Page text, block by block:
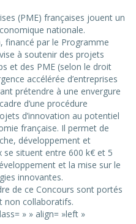
(PME) françaises jouent un
nationale.
financé par le Programme
à soutenir des projets
et des PME (selon le droit
accélérée d’entreprises
prétendre à une envergure
d’une procédure
d’innovation au potentiel
française. Il permet de
développement et
situent entre 600 k€ et 5
et la mise sur le
innovantes.
de ce Concours sont portés
non collaboratifs.
» » align= »left »